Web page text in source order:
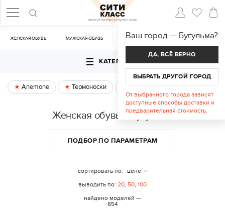
ЖЕНСКАЯ ОБУВЬ МУЖСКАЯ ОБУВЬ CУМКИ АКСЕССУАРЫ
КАТЕГОРИИ
Anemone Термоноски Спецпредложение
Женская обувь в Бугульме
ПОДБОР ПО ПАРАМЕТРАМ
сортировать по:
цене
выводить по: 20, 50, 100
найдено моделей —
654
Ваш город — Бугульма?
ДА, ВСЁ ВЕРНО
ВЫБРАТЬ ДРУГОЙ ГОРОД
От выбранного города зависят
доступные способы доставки и
предварительная стоимость.